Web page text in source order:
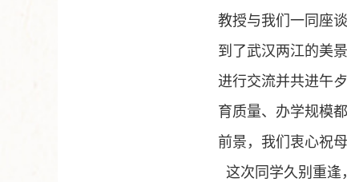
教授与我们一同座
到了武汉两江的美
进行交流并共进午歺
育质量、办学规模
前景，我们衷心祝
这次同学久别重逢